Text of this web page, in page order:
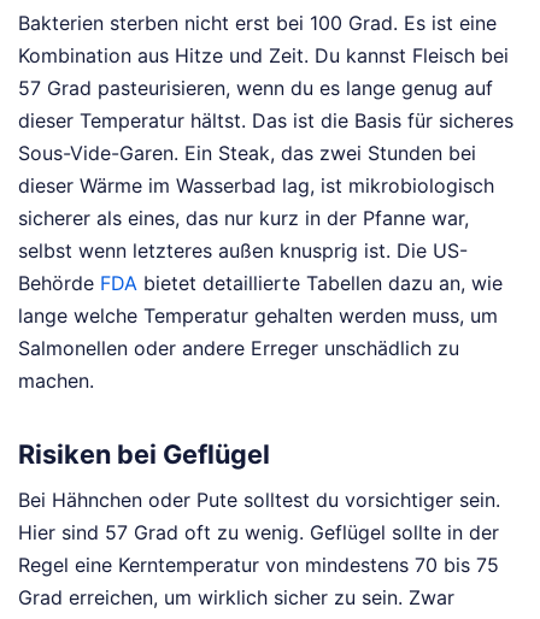
Bakterien sterben nicht erst bei 100 Grad. Es ist eine
Kombination aus Hitze und Zeit. Du kannst Fleisch bei
57 Grad pasteurisieren, wenn du es lange genug auf
dieser Temperatur hältst. Das ist die Basis für sicheres
Sous-Vide-Garen. Ein Steak, das zwei Stunden bei
dieser Wärme im Wasserbad lag, ist mikrobiologisch
sicherer als eines, das nur kurz in der Pfanne war,
selbst wenn letzteres außen knusprig ist. Die US-
Behörde FDA bietet detaillierte Tabellen dazu an, wie
lange welche Temperatur gehalten werden muss, um
Salmonellen oder andere Erreger unschädlich zu
machen.
Risiken bei Geflügel
Bei Hähnchen oder Pute solltest du vorsichtiger sein.
Hier sind 57 Grad oft zu wenig. Geflügel sollte in der
Regel eine Kerntemperatur von mindestens 70 bis 75
Grad erreichen, um wirklich sicher zu sein. Zwar